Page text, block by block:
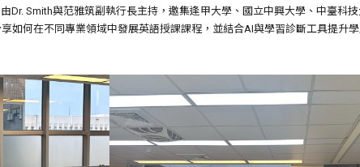
Dr. Smith與范雅筑副執行長主持，邀集逢甲大學、國立中興大學、中臺科
如何在不同專業領域中發展英語授課課程，並結合AI與學習診斷工具提升